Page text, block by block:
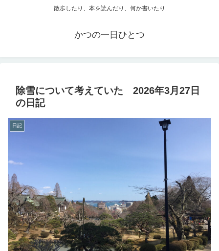
散歩したり、本を読んだり、何か書いたり
かつの一日ひとつ
除雪について考えていた 2026年3月27日
の日記
日記